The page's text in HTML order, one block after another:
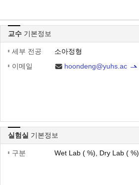
교수 기본정보
세부 전공
소아정형
이메일
hoondeng@yuhs.ac
실험실 기본정보
구분 Wet Lab ( %), Dry Lab ( %)